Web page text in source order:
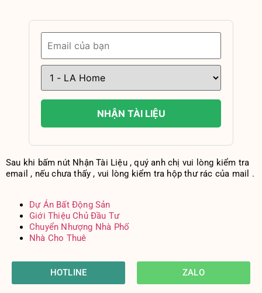
NHẬN TÀI LIỆU
Sau khi bấm nút Nhận Tài Liệu , quý anh chị vui lòng kiểm tra
email , nếu chưa thấy , vui lòng kiểm tra hộp thư rác của mail .
Dự Án Bất Động Sản
Giới Thiệu Chủ Đầu Tư
Chuyển Nhượng Nhà Phố
Nhà Cho Thuê
HOTLINE ZALO